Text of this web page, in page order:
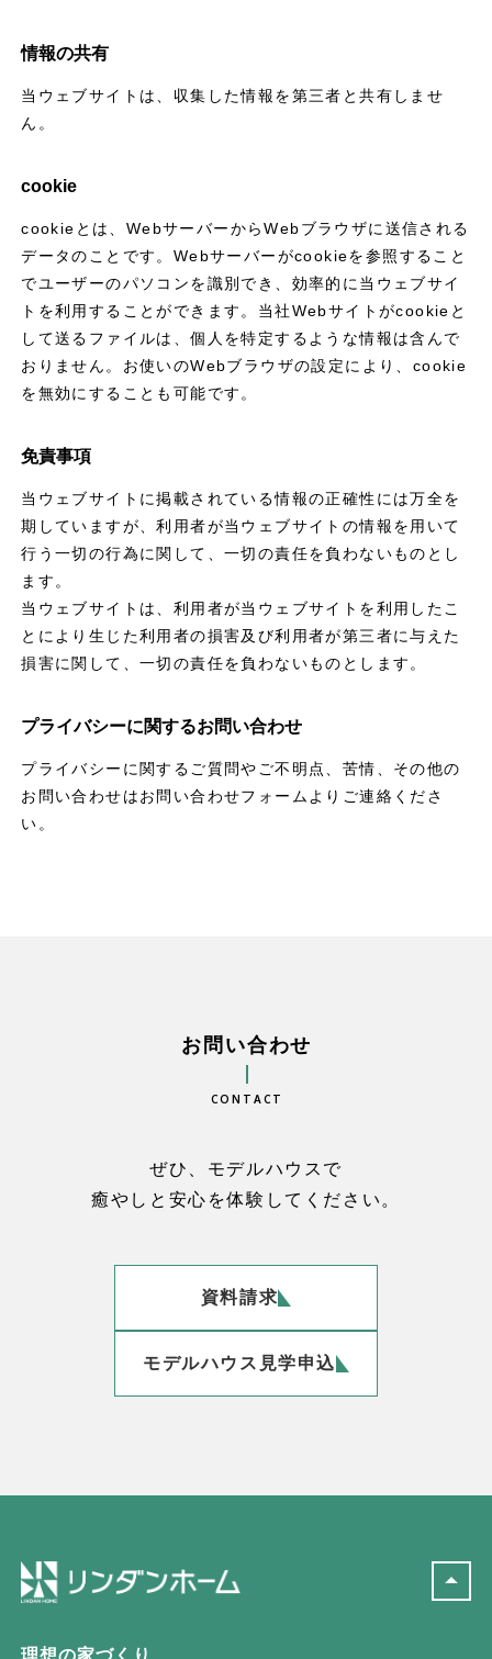
施工実績
お知らせ
モデルハウス
情報の共有
当ウェブサイトは、収集した情報を第三者と共有しませ
ん。
cookie
cookieとは、WebサーバーからWebブラウザに送信される
データのことです。Webサーバーがcookieを参照すること
でユーザーのパソコンを識別でき、効率的に当ウェブサイ
トを利用することができます。当社Webサイトがcookieと
して送るファイルは、個人を特定するような情報は含んで
おりません。お使いのWebブラウザの設定により、cookie
を無効にすることも可能です。
免責事項
当ウェブサイトに掲載されている情報の正確性には万全を
期していますが、利用者が当ウェブサイトの情報を用いて
行う一切の行為に関して、一切の責任を負わないものとし
ます。
当ウェブサイトは、利用者が当ウェブサイトを利用したこ
とにより生じた利用者の損害及び利用者が第三者に与えた
損害に関して、一切の責任を負わないものとします。
プライバシーに関するお問い合わせ
プライバシーに関するご質問やご不明点、苦情、その他の
お問い合わせはお問い合わせフォームよりご連絡くださ
い。
お問い合わせ
CONTACT
ぜひ、モデルハウスで
癒やしと安心を体験してください。
資料請求
モデルハウス見学申込
理想の家づくり